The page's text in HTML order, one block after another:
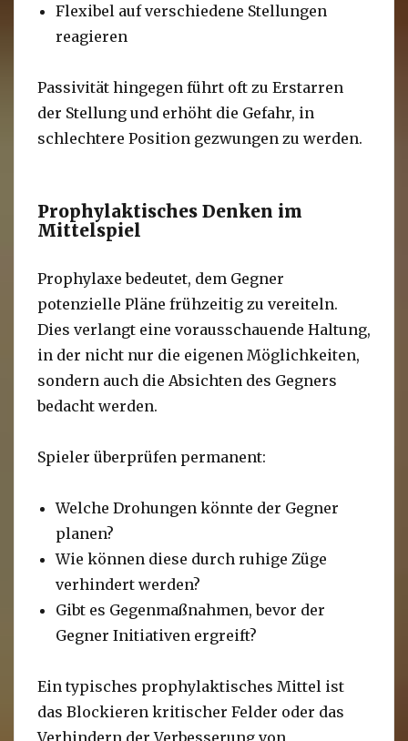
Flexibel auf verschiedene Stellungen
reagieren
Passivität hingegen führt oft zu Erstarren
der Stellung und erhöht die Gefahr, in
schlechtere Position gezwungen zu werden.
Prophylaktisches Denken im
Mittelspiel
Prophylaxe bedeutet, dem Gegner
potenzielle Pläne frühzeitig zu vereiteln.
Dies verlangt eine vorausschauende Haltung,
in der nicht nur die eigenen Möglichkeiten,
sondern auch die Absichten des Gegners
bedacht werden.
Spieler überprüfen permanent:
Welche Drohungen könnte der Gegner
planen?
Wie können diese durch ruhige Züge
verhindert werden?
Gibt es Gegenmaßnahmen, bevor der
Gegner Initiativen ergreift?
Ein typisches prophylaktisches Mittel ist
das Blockieren kritischer Felder oder das
Verhindern der Verbesserung von